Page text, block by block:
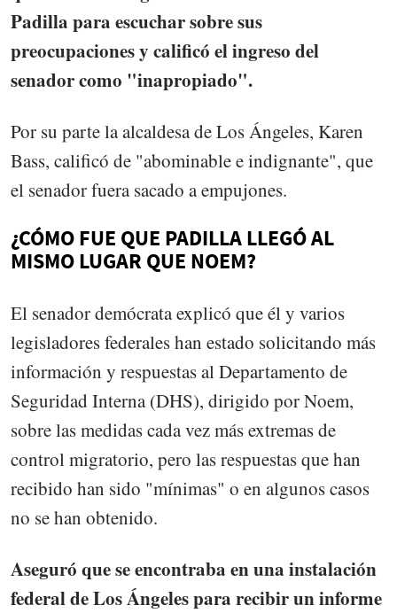
Padilla para escuchar sobre sus
preocupaciones y calificó el ingreso del
senador como "inapropiado".
Por su parte la alcaldesa de Los Ángeles, Karen
Bass, calificó de "abominable e indignante", que
el senador fuera sacado a empujones.
¿CÓMO FUE QUE PADILLA LLEGÓ AL
MISMO LUGAR QUE NOEM?
El senador demócrata explicó que él y varios
legisladores federales han estado solicitando más
información y respuestas al Departamento de
Seguridad Interna (DHS), dirigido por Noem,
sobre las medidas cada vez más extremas de
control migratorio, pero las respuestas que han
recibido han sido "mínimas" o en algunos casos
no se han obtenido.
Aseguró que se encontraba en una instalación
federal de Los Ángeles para recibir un informe